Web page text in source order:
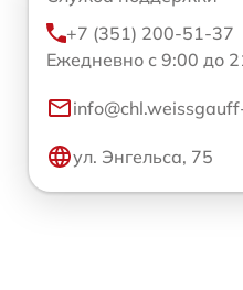
+7 (351) 200-51-37
Ежедневно с 9:00 до
ул. Энгельса, 75